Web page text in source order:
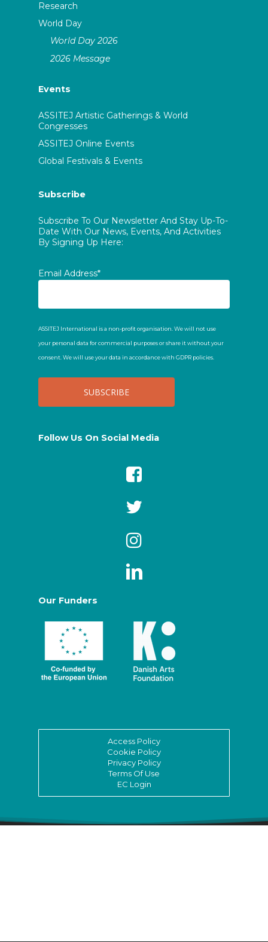
Research
World Day
World Day 2026
2026 Message
Events
ASSITEJ Artistic Gatherings & World
Congresses
ASSITEJ Online Events
Global Festivals & Events
Subscribe
Subscribe To Our Newsletter And Stay Up-To-
Date With Our News, Events, And Activities
By Signing Up Here:
Email Address*
ASSITEJ International is a non-profit organisation. We will not use
your personal data for commercial purposes or share it without your
consent. We will use your data in accordance with GDPR policies.
Follow Us On Social Media
Our Funders
Access Policy
Cookie Policy
Privacy Policy
Terms Of Use
EC Login